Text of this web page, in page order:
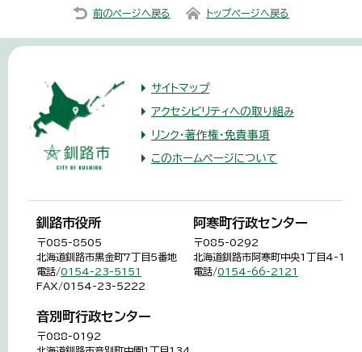
前のページへ戻る トップページへ戻る
サイトマップ
アクセシビリティへの取り組み
リンク・著作権・免責事項
このホームページについて
釧路市役所
〒085-8505
北海道釧路市黒金町7丁目5番地
電話/0154-23-5151
FAX/0154-23-5222
阿寒町行政センター
〒085-0292
北海道釧路市阿寒町中央1丁目4-1
電話/0154-66-2121
音別町行政センター
〒088-0192